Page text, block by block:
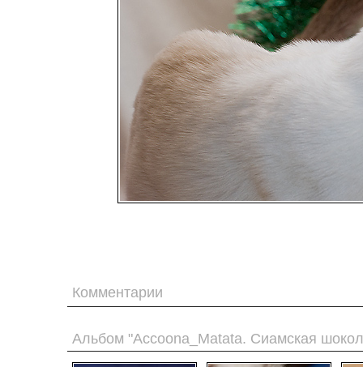
Комментарии
Альбом "Accoona_Matata. Сиамская